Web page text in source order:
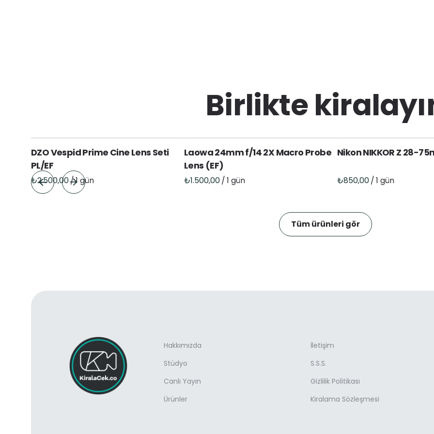
Birlikte
DZO Vespid Prime Cine Lens Seti
PL/EF
/
Laowa 24mm f/14 2X Macro Probe
Lens (EF)
/
Nikon NIKKOR Z 28-
/
Tüm ürünleri gör
Hakkımızda
Stüdyo
Canlı Yayın
Ürünler
İletişim
S.S.S.
Gizlilik Politikası
Kiralama Sözleşmesi